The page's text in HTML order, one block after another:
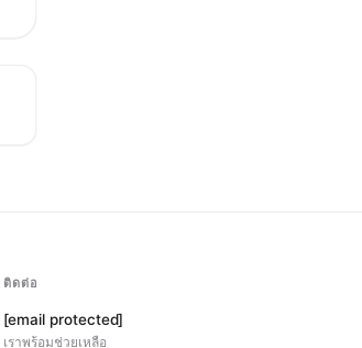
ติดต่อ
[email protected]
เราพร้อมช่วยเหลือ